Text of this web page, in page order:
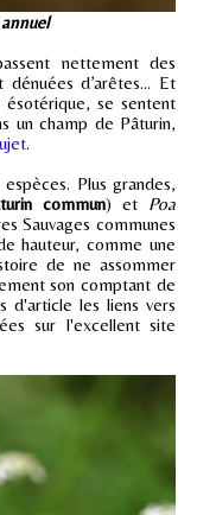
nettement des
d’arêtes... Et
se sentent
un champ de Pâturin,
.
Plus grandes,
commun) et Poa
Sauvages communes
hauteur, comme une
de ne assommer
son comptant de
d'article les liens vers
sur l'excellent site